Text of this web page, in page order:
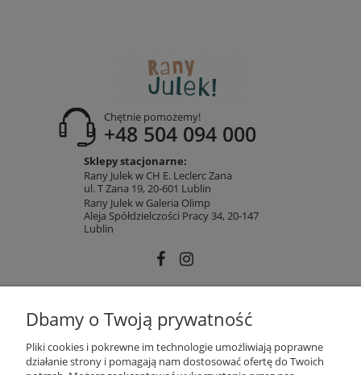
Chętnie pomożemy!
+48 504 094 000
Sklepy stacjonarne:
Rany Julek w CH E. Leclerc Zana
ul. T Zana 19, 20-601 Lublin
Rany Julek w Galeria Olimp
Aleja Spółdzielczości Pracy 34, 20-147
Lublin
INFORMACJE
MOJE KONTO
Dbamy o Twoją prywatność
Pliki cookies i pokrewne im technologie umożliwiają poprawne
działanie strony i pomagają nam dostosować ofertę do Twoich